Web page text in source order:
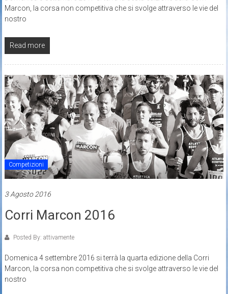
Marcon, la corsa non competitiva che si svolge attraverso le vie del
nostro
Read more
Competizioni
3 Agosto 2016
Corri Marcon 2016
Posted By: attivamente
Domenica 4 settembre 2016 si terrà la quarta edizione della Corri
Marcon, la corsa non competitiva che si svolge attraverso le vie del
nostro